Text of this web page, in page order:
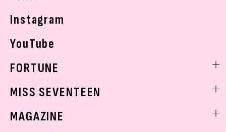
Instagram
YouTube
FORTUNE
MISS SEVENTEEN
MAGAZINE